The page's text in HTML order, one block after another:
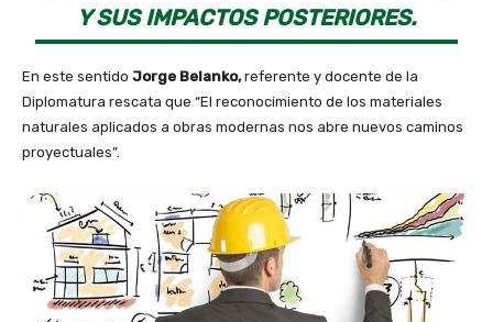
Y SUS IMPACTOS POSTERIORES.
En este sentido Jorge Belanko,referente y docente de la
Diplomatura rescata que “El reconocimiento de los materiales
naturales aplicados a obras modernas nos abre nuevos caminos
proyectuales”.